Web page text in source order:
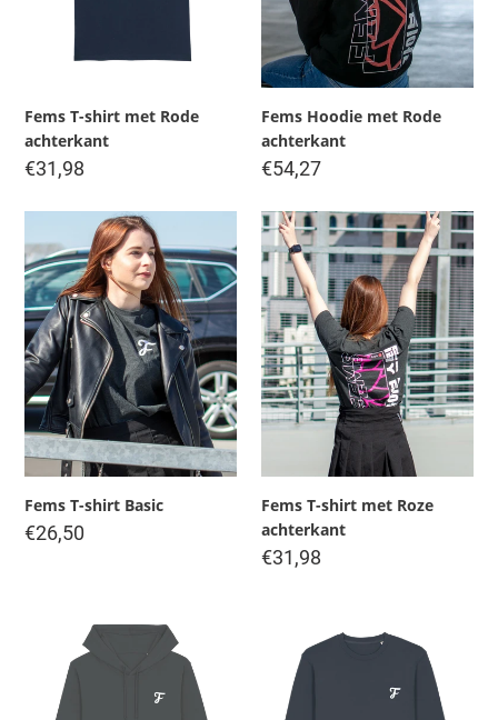
Fems T-shirt met Rode
achterkant
Regular
€31,98
Fems Hoodie met Rode
achterkant
Regular
€54,27
T-
shirt
Basic
Fems T-shirt Basic
Regular
€26,50
Fems
T-
shirt
met
Roze
achterkant
Fems T-shirt met Roze
achterkant
Regular
€31,98
achterkant
Basic